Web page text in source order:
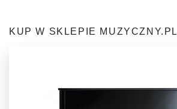
KUP W SKLEPIE MUZYCZNY.PL